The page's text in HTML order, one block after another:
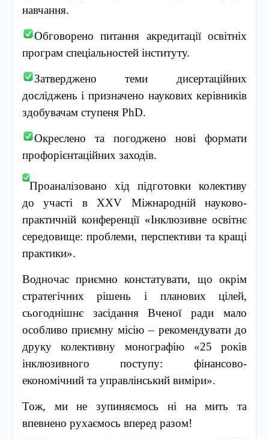
навчання.
Обговорено питання акредитації освітніх
програм спеціальностей інституту.
Затверджено теми дисертаційних
досліджень і призначено наукових керівників
здобувачам ступеня PhD.
Окреслено та погоджено нові формати
профорієнтаційних заходів.
Проаналізовано хід підготовки колективу
до участі в ХХV Міжнародній науково-
практичній конференції «Інклюзивне освітнє
середовище: проблеми, перспективи та кращі
практики».
Водночас приємно констатувати, що окрім
стратегічних рішень і планових цілей,
сьогоднішнє засідання Вченої ради мало
особливо приємну місію – рекомендувати до
друку колективну монографію «25 років
інклюзивного поступу: фінансово-
економічний та управлінський виміри».
Тож, ми не зупиняємось ні на мить та
впевнено рухаємось вперед разом!